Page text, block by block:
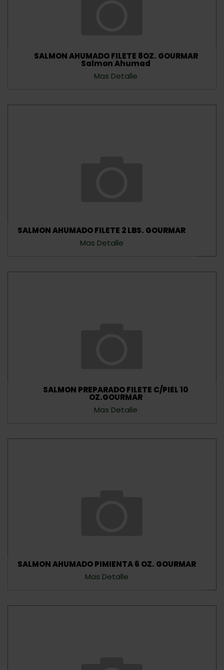
SALMON AHUMADO FILETE 8OZ. GOURMAR
Salmon Ahumad
Mas Detalle
SALMON AHUMADO FILETE 2 LBS. GOURMAR
Mas Detalle
SALMON PREPARADO FILETE C/PIEL 10
OZ.GOURMAR
Mas Detalle
SALMON AHUMADO PIMIENTA 6 OZ. GOURMAR
Mas Detalle